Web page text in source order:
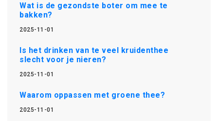
Wat is de gezondste boter om mee te
bakken?
2025-11-01
Is het drinken van te veel kruidenthee
slecht voor je nieren?
2025-11-01
Waarom oppassen met groene thee?
2025-11-01